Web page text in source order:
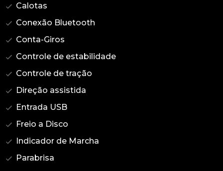
Calotas
Conexão Bluetooth
Conta-Giros
Controle de estabilidade
Controle de tração
Direção assistida
Entrada USB
Freio a Disco
Indicador de Marcha
Parabrisa